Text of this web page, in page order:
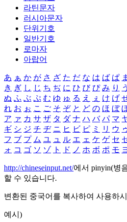
라틴문자
러시아문자
단위기호
일반기호
로마자
아랍어
あ ぁ か が さ ざ た だ な は ば ぱ ま
き ぎ し じ ち ぢ に ひ び ぴ み り う
ぬ ふ ぶ ぷ む ゆ ゅ る え ぇ け げ
れ お ぉ こ ご そ ぞ と ど の ほ ぼ
ア ァ カ サ ザ タ ダ ナ ハ バ パ マ
ギ シ ジ チ ヂ ニ ヒ ビ ピ ミ リ ウ
フ ブ プ ム ユ ュ ル エ ェ ケ ゲ セ
ォ コ ゴ ソ ゾ ト ド ノ ホ ボ ポ モ
http://chineseinput.net/에서 pinyin(병
할 수 있습니다.
변환된 중국어를 복사하여 사용하
예시)